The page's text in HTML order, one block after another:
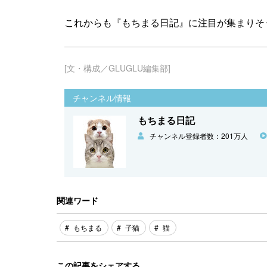
これからも『もちまる日記』に注目が集まり
[文・構成／GLUGLU編集部]
チャンネル情報
もちまる日記
チャンネル登録者数：201万人
関連ワード
もちまる 子猫 猫